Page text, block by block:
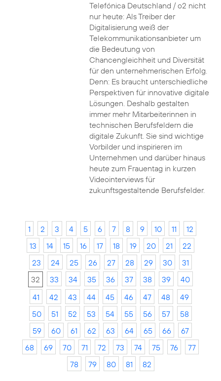
Telefónica Deutschland / o2 nicht
nur heute: Als Treiber der
Digitalisierung weiß der
Telekommunikationsanbieter um
die Bedeutung von
Chancengleichheit und Diversität
für den unternehmerischen Erfolg.
Denn: Es braucht unterschiedliche
Perspektiven für innovative digitale
Lösungen. Deshalb gestalten
immer mehr Mitarbeiterinnen in
technischen Berufsfeldern die
digitale Zukunft. Sie sind wichtige
Vorbilder und inspirieren im
Unternehmen und darüber hinaus
heute zum Frauentag in kurzen
Videointerviews für
zukunftsgestaltende Berufsfelder.
1 2 3 4 5 6 7 8 9 10 11
12
13
14 15 16 17 18 19 20 21
22
23
24 25 26 27 28 29 30
31
32
33 34 35 36 37 38 39
40
41
42 43 44 45 46 47 48
49
50
51 52 53 54 55 56 57
58
59
60 61 62 63 64 65 66
67
68
69 70 71 72 73 74 75 76
77
78
79 80 81 82